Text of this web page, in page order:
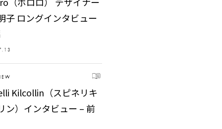
子 ロングインタビュー
Kilcollin（スピネリキ
ン）インタビュー – 前